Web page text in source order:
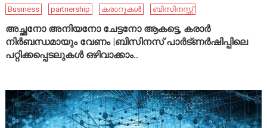
Business partnership കരാറുകൾ ബിസിനസ്സ്
അച്ഛനോ അനിയനോ ചേട്ടനോ ആകട്ടെ, കരാർ
നിർബന്ധമായും വേണം |ബിസിനസ് പാർട്ണർഷിപ്പിലെ
പറ്റിക്കപ്പെടലുകൾ ഒഴിവാക്കാം..